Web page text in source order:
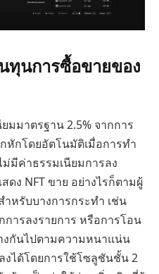
ทุนการซื้อขายของ
มมาตรฐาน 2.5% จากการ
กโดยอัตโนมัติเมื่อการทำ
มีค่าธรรมเนียมการลง
ง NFT ขาย อย่างไรก็ตามผู้
หรับบางการกระทำ เช่น
การลงรายการ หรือการโอน
งกันไปตามความหนาแน่น
งได้โดยการใช้โซลูชันชั้น 2